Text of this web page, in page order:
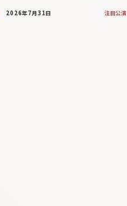
2026年7月31日 注目公演